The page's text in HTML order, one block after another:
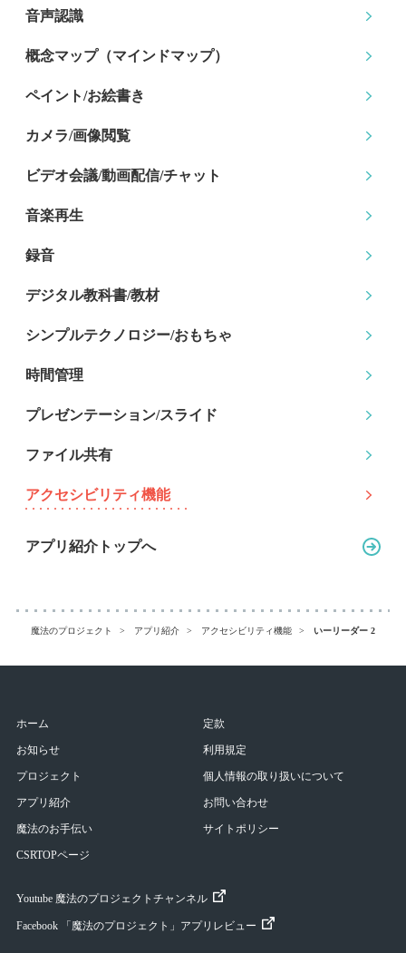
魔法のプロジェクト アプリ紹介 アクセシビリティ機能 いーリーダー 2分版
音声認識
概念マップ（マインドマップ）
ペイント/お絵書き
カメラ/画像閲覧
ビデオ会議/動画配信/チャット
音楽再生
録音
デジタル教科書/教材
シンプルテクノロジー/おもちゃ
時間管理
プレゼンテーション/スライド
ファイル共有
アクセシビリティ機能
アプリ紹介トップへ
ホーム
お知らせ
プロジェクト
アプリ紹介
魔法のお手伝い
CSRTOPページ
定款
利用規定
個人情報の取り扱いについて
お問い合わせ
サイトポリシー
Youtube 魔法のプロジェクトチャンネル
Facebook 「魔法のプロジェクト」アプリレビュー